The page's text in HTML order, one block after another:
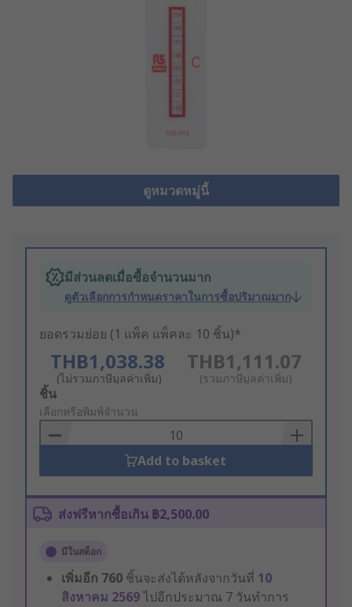
ดูหมวดหมู่นี้
มีส่วนลดเมื่อซื้อจำนวนมาก
ดูตัวเลือกการกำหนดราคาในการซื้อปริมาณมาก
ยอดรวมย่อย (1 แพ็ค แพ็คละ 10 ชิ้น)*
THB1,038.38
(ไม่รวมภาษีมูลค่าเพิ่ม)
THB1,111.07
(รวมภาษีมูลค่าเพิ่ม)
Add
to
Basket
ชิ้น
เลือกหรือพิมพ์จำนวน
Add to basket
ส่งฟรีหากซื้อเกิน ฿2,500.00
มีในสต็อก
เพิ่มอีก 760 ชิ้นจะส่งได้หลังจากวันที่ 10
สิงหาคม 2569ไปอีกประมาณ 7 วันทำการ